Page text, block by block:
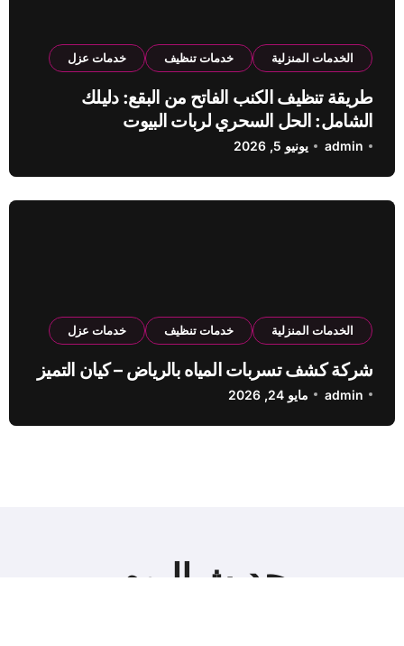
الخدمات المنزلية خدمات تنظيف خدمات عزل
طريقة تنظيف الكنب الفاتح من البقع: دليلك
الشامل: الحل السحري لربات البيوت
admin يونيو 5, 2026
الخدمات المنزلية خدمات تنظيف خدمات عزل
شركة كشف تسربات المياه بالرياض – كيان التميز
admin مايو 24, 2026
حديث اليوم